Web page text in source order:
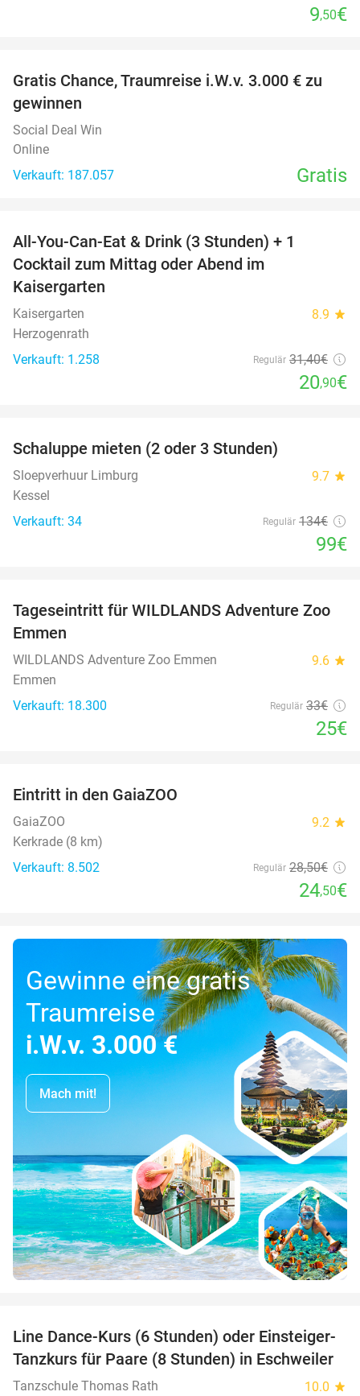
9,50€
Gratis Chance, Traumreise i.W.v. 3.000 € zu
gewinnen
Social Deal Win
Online
Verkauft: 187.057
Gratis
All-You-Can-Eat & Drink (3 Stunden) + 1
Cocktail zum Mittag oder Abend im
Kaisergarten
Kaisergarten 8.9 star
Herzogenrath
Verkauft: 1.258
Regulär 31,40€
20,90€
Schaluppe mieten (2 oder 3 Stunden)
Sloepverhuur Limburg 9.7 star
Kessel
Verkauft: 34
Regulär 134€
99€
24%
Tageseintritt für WILDLANDS Adventure Zoo
Emmen
WILDLANDS Adventure Zoo Emmen 9.6 star
Emmen
Verkauft: 18.300
Regulär 33€
25€
Eintritt in den GaiaZOO
GaiaZOO 9.2 star
Kerkrade (8 km)
Verkauft: 8.502
Regulär 28,50€
24,50€
Gewinne eine gratis
Traumreise
i.W.v. 3.000 €
Mach mit!
57%
Line Dance-Kurs (6 Stunden) oder Einsteiger-
Tanzkurs für Paare (8 Stunden) in Eschweiler
Tanzschule Thomas Rath 10.0 star